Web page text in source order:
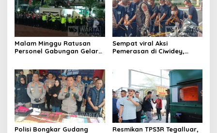
Malam Minggu Ratusan
Personel Gabungan Gelar
Sempat viral Aksi
Pemerasan di Ciwidey,
Polisi Bongkar Gudang Resmikan TPS3R Tegalluar,